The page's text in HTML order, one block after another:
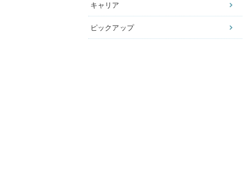
キャリア
ピックアップ